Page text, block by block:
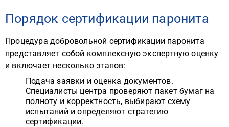
Порядок сертификации паронита
Процедура добровольной сертификации паронита
представляет собой комплексную экспертную оценку
и включает несколько этапов:
Подача заявки и оценка документов.
Специалисты центра проверяют пакет бумаг на
полноту и корректность, выбирают схему
испытаний и определяют стратегию
сертификации.